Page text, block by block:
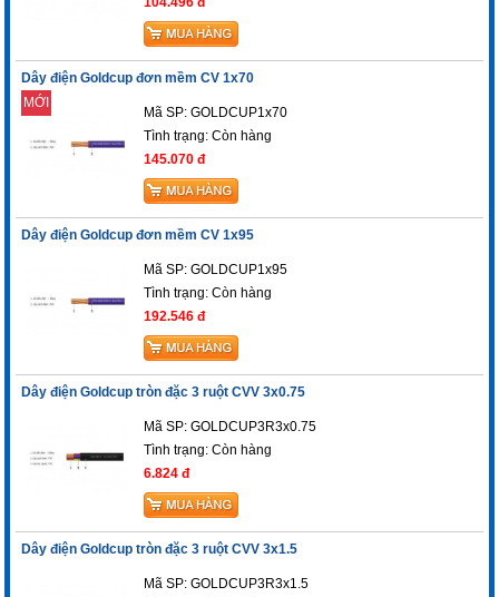
Dây điện Goldcup đơn mềm CV 1x70
MỚI
Mã SP: GOLDCUP1x70
Tình trạng:Còn hàng
145.070 đ
Dây điện Goldcup đơn mềm CV 1x95
Mã SP: GOLDCUP1x95
Tình trạng:Còn hàng
192.546 đ
Dây điện Goldcup tròn đặc 3 ruột CVV 3x0.75
Mã SP: GOLDCUP3R3x0.75
Tình trạng:Còn hàng
6.824 đ
Dây điện Goldcup tròn đặc 3 ruột CVV 3x1.5
Mã SP: GOLDCUP3R3x1.5